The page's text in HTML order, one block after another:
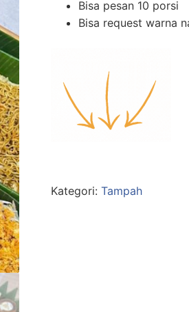
Bisa pesan 10 porsi
Bisa request warna
Kategori: Tampah